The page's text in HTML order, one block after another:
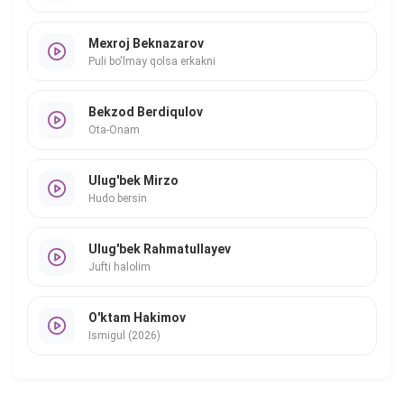
Mexroj Beknazarov
Puli bo'lmay qolsa erkakni
Bekzod Berdiqulov
Ota-Onam
Ulug'bek Mirzo
Hudo bersin
Ulug'bek Rahmatullayev
Jufti halolim
O'ktam Hakimov
Ismigul (2026)